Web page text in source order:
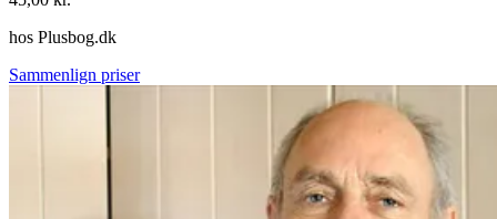
hos Plusbog.dk
Sammenlign priser